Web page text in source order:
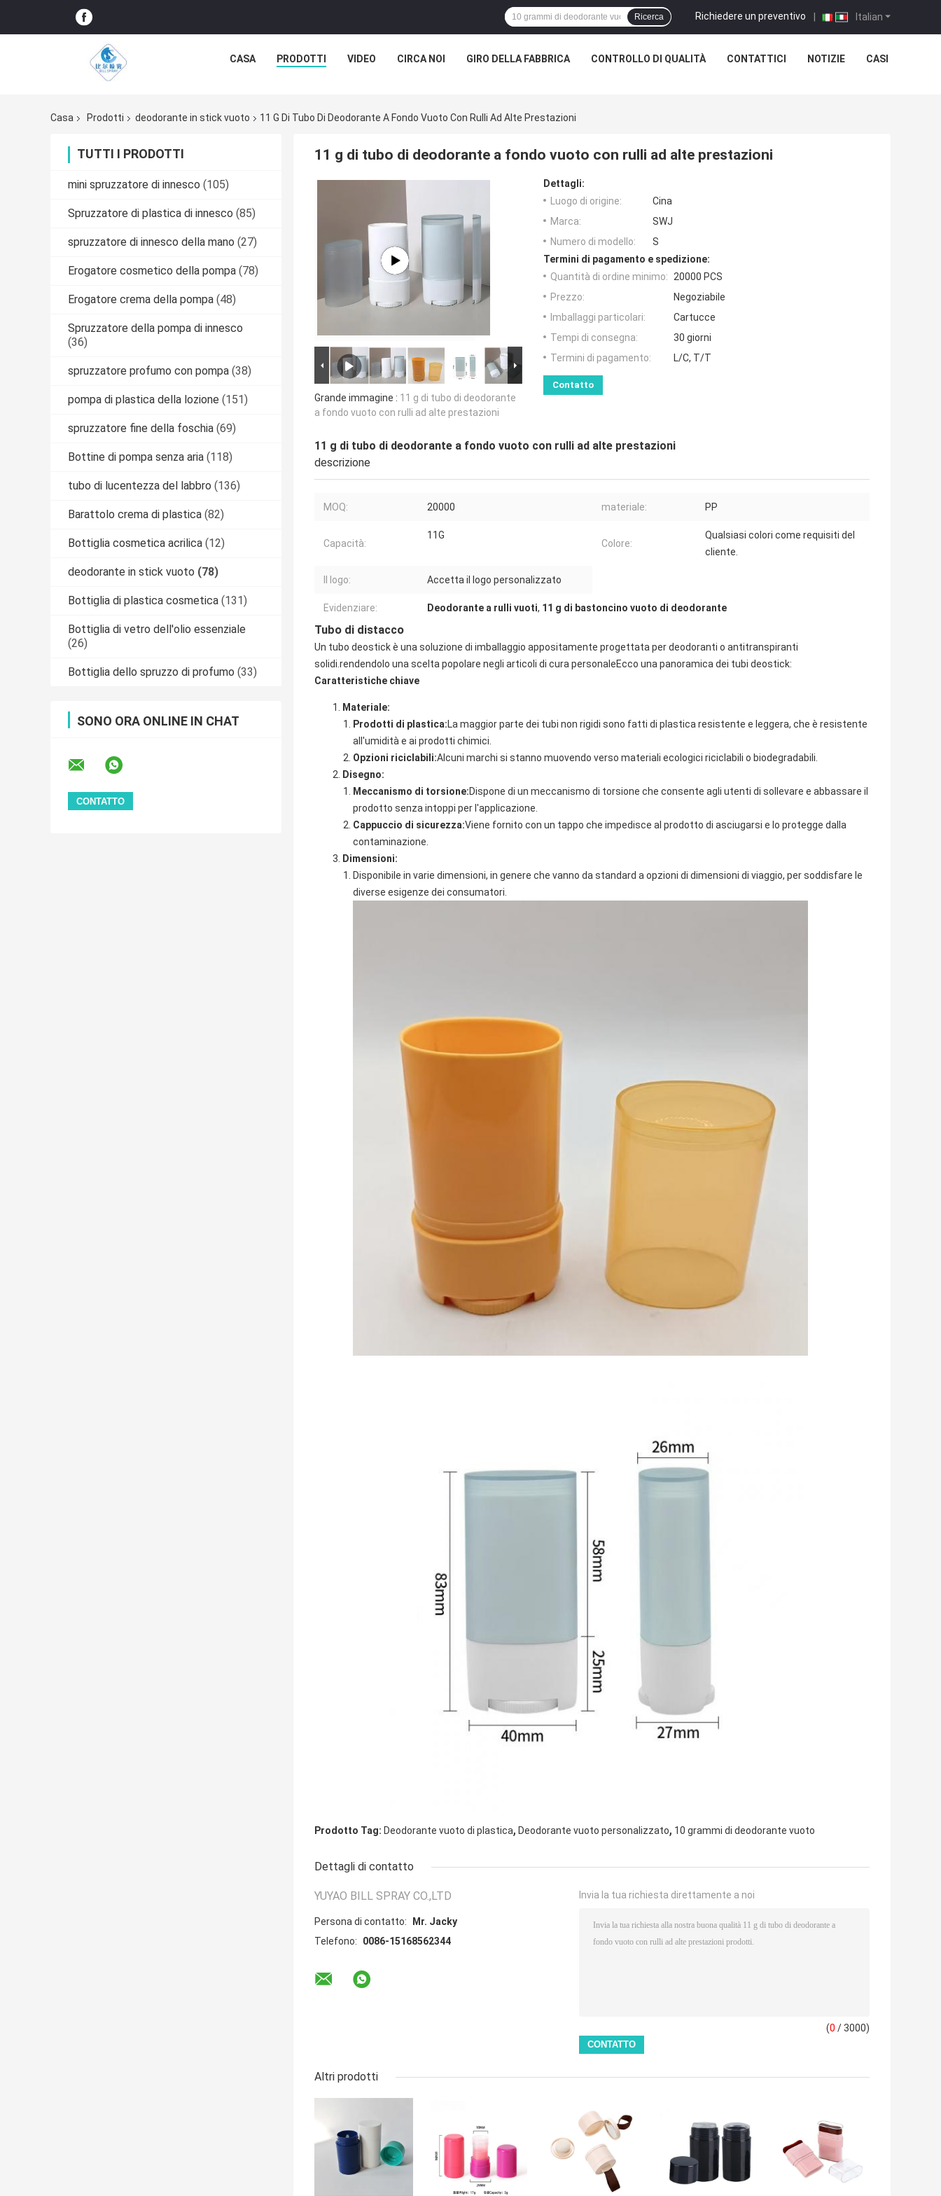
Italian
Richiedere un preventivo |
Ricerca
CASA PRODOTTI VIDEO CIRCA NOI GIRO DELLA FABBRICA CONTROLLO DI QUALITÀ CONTATTICI NOTIZIE CASI
Casa Prodotti deodorante in stick vuoto 11 G Di Tubo Di Deodorante A Fondo Vuoto Con Rulli Ad Alte Prestazioni
TUTTI I PRODOTTI
mini spruzzatore di innesco (105)
Spruzzatore di plastica di innesco (85)
spruzzatore di innesco della mano (27)
Erogatore cosmetico della pompa (78)
Erogatore crema della pompa (48)
Spruzzatore della pompa di innesco
(36)
spruzzatore profumo con pompa (38)
pompa di plastica della lozione (151)
spruzzatore fine della foschia (69)
Bottine di pompa senza aria (118)
tubo di lucentezza del labbro (136)
Barattolo crema di plastica (82)
Bottiglia cosmetica acrilica (12)
deodorante in stick vuoto (78)
Bottiglia di plastica cosmetica (131)
Bottiglia di vetro dell'olio essenziale
(26)
Bottiglia dello spruzzo di profumo (33)
SONO ORA ONLINE IN CHAT
11 g di tubo di deodorante a fondo vuoto con rulli ad alte prestazioni
Grande immagine : 11 g di tubo di deodorante
a fondo vuoto con rulli ad alte prestazioni
Dettagli:
Luogo di origine:
Cina
Marca:
SWJ
Numero di modello:
S
Termini di pagamento e spedizione:
Quantità di ordine minimo: 20000 PCS
Prezzo:
Negoziabile
Imballaggi particolari:
Cartucce
Tempi di consegna:
30 giorni
Termini di pagamento:
L/C, T/T
Contatto
11 g di tubo di deodorante a fondo vuoto con rulli ad alte prestazioni
descrizione
MOQ: 20000 materiale: PP
Capacità:
11G
Colore:
Qualsiasi colori come requisiti del
cliente.
Il logo: Accetta il logo personalizzato
Evidenziare: Deodorante a rulli vuoti, 11 g di bastoncino vuoto di deodorante
Tubo di distacco
Un tubo deostick è una soluzione di imballaggio appositamente progettata per deodoranti o antitranspiranti
solidi.rendendolo una scelta popolare negli articoli di cura personaleEcco una panoramica dei tubi deostick:
Caratteristiche chiave
Materiale:
Prodotti di plastica:La maggior parte dei tubi non rigidi sono fatti di plastica resistente e leggera, che è resistente
all'umidità e ai prodotti chimici.
Opzioni riciclabili:Alcuni marchi si stanno muovendo verso materiali ecologici riciclabili o biodegradabili.
Disegno:
Meccanismo di torsione:Dispone di un meccanismo di torsione che consente agli utenti di sollevare e abbassare il
prodotto senza intoppi per l'applicazione.
Cappuccio di sicurezza:Viene fornito con un tappo che impedisce al prodotto di asciugarsi e lo protegge dalla
contaminazione.
Dimensioni:
Disponibile in varie dimensioni, in genere che vanno da standard a opzioni di dimensioni di viaggio, per soddisfare le
diverse esigenze dei consumatori.
Prodotto Tag: Deodorante vuoto di plastica, Deodorante vuoto personalizzato, 10 grammi di deodorante vuoto
Dettagli di contatto
YUYAO BILL SPRAY CO.,LTD
Persona di contatto:
Mr. Jacky
Telefono:
0086-15168562344
Invia la tua richiesta direttamente a noi
(0 / 3000)
Altri prodotti